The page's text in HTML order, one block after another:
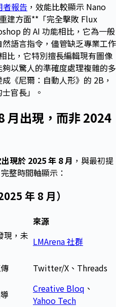
者報告 ，效能比較顯示 Nano
建方面**「完全擊敗 Flux
的 AI 功能相比，它為一般
語言指令，儘管缺乏專業工作
比，它特別擅長編輯現有圖像
以驚人的準確度處理複雜的多
《尼爾：自動人形》的 2B，
官長」。
月出現，而非 2024
現於 2025 年 8 月 ，與最初提
整時間軸顯示：
年 8 月）
來源
現，未 LMArena 社群
Twitter/X、Threads
Creative Bloq 、
Yahoo Tech